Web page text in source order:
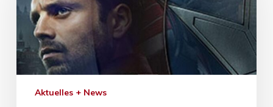
Aktuelles + News